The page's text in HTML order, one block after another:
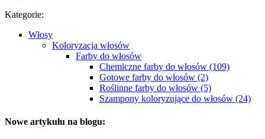
Kategorie:
Włosy
Koloryzacja włosów
Farby do włosów
Chemiczne farby do włosów (109)
Gotowe farby do włosów (2)
Roślinne farby do włosów (5)
Szampony koloryzujące do włosów (24)
Nowe artykułu na blogu: